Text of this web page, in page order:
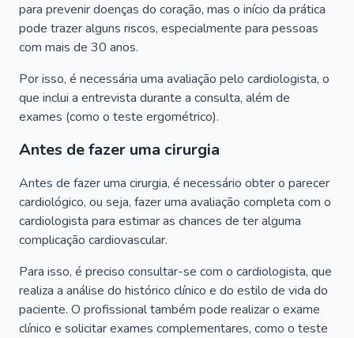
para prevenir doenças do coração, mas o início da prática
pode trazer alguns riscos, especialmente para pessoas
com mais de 30 anos.
Por isso, é necessária uma avaliação pelo cardiologista, o
que inclui a entrevista durante a consulta, além de
exames (como o teste ergométrico).
Antes de fazer uma cirurgia
Antes de fazer uma cirurgia, é necessário obter o parecer
cardiológico, ou seja, fazer uma avaliação completa com o
cardiologista para estimar as chances de ter alguma
complicação cardiovascular.
Para isso, é preciso consultar-se com o cardiologista, que
realiza a análise do histórico clínico e do estilo de vida do
paciente. O profissional também pode realizar o exame
clínico e solicitar exames complementares, como o teste